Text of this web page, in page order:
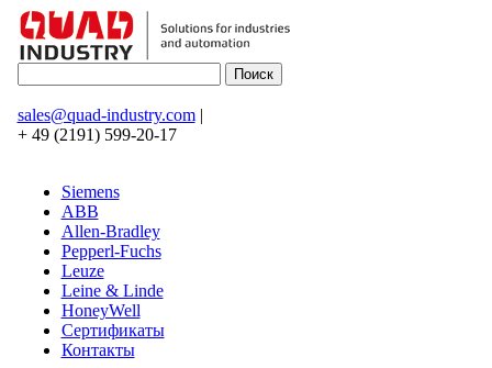
sales@quad-industry.com|
+ 49 (2191) 599-20-17
Siemens
ABB
Allen-Bradley
Pepperl-Fuchs
Leuze
Leine & Linde
HoneyWell
Сертификаты
Контакты